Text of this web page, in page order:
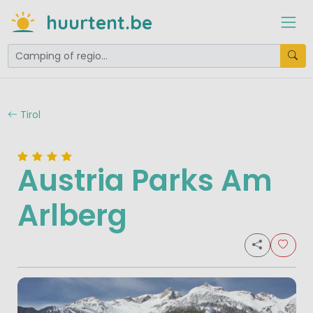
huurtent.be
Tirol
Austria Parks Am
Arlberg